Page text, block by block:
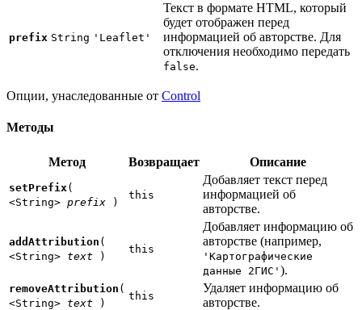
prefix String 'Leaflet'
Текст в формате HTML, который
будет отображен перед
информацией об авторстве. Для
отключения необходимо передать
false.
Опции, унаследованные от Control
Методы
Метод Возвращает Описание
setPrefix (
<String> prefix )
this
Добавляет текст перед
информацией об
авторстве.
addAttribution (
<String> text )
this
Добавляет информацию об
авторстве (например,
'Картографические
данные 2ГИС ' ).
removeAttribution (
<String> text )
this
Удаляет информацию об
авторстве.